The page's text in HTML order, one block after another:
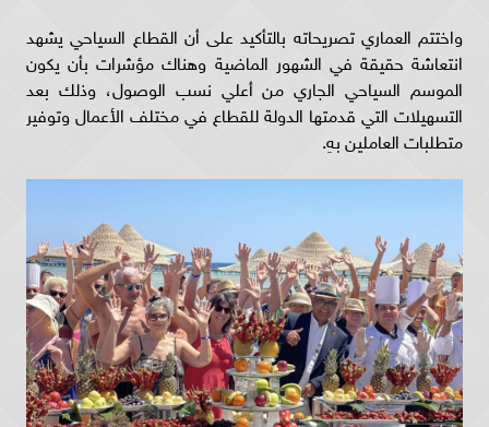
واختتم العماري تصريحاته بالتأكيد على أن القطاع السياحي يشهد
انتعاشة حقيقة في الشهور الماضية وهناك مؤشرات بأن يكون
الموسم السياحي الجاري من أعلي نسب الوصول، وذلك بعد
التسهيلات التي قدمتها الدولة للقطاع في مختلف الأعمال وتوفير
متطلبات العاملين بهِ.